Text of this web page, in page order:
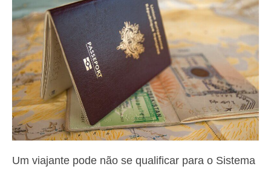
Aplicar
Português
Hrvatski( Croata)
Čeština(Tcheco
Dansk Dinamarquês)
Nederlands(Holandês)
Um viajante pode não se qualificar para o Sistema